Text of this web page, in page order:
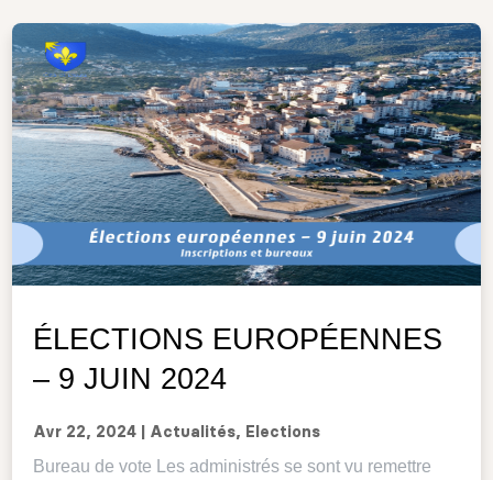
ÉLECTIONS EUROPÉENNES
– 9 JUIN 2024
Avr 22, 2024 Actualités, Elections
Bureau de vote Les administrés se sont vu remettre